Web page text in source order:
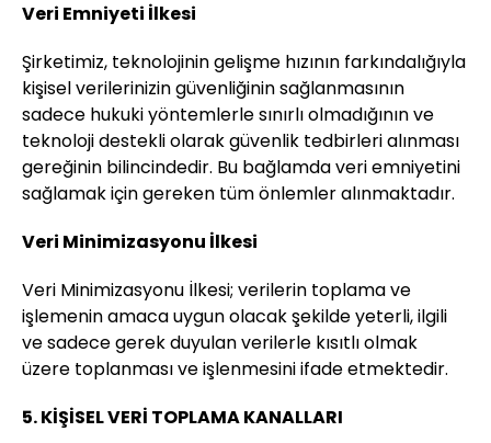
Veri Emniyeti İlkesi
Şirketimiz, teknolojinin gelişme hızının farkındalığıyla
kişisel verilerinizin güvenliğinin sağlanmasının
sadece hukuki yöntemlerle sınırlı olmadığının ve
teknoloji destekli olarak güvenlik tedbirleri alınması
gereğinin bilincindedir. Bu bağlamda veri emniyetini
sağlamak için gereken tüm önlemler alınmaktadır.
Veri Minimizasyonu İlkesi
Veri Minimizasyonu İlkesi; verilerin toplama ve
işlemenin amaca uygun olacak şekilde yeterli, ilgili
ve sadece gerek duyulan verilerle kısıtlı olmak
üzere toplanması ve işlenmesini ifade etmektedir.
5. KİŞİSEL VERİ TOPLAMA KANALLARI